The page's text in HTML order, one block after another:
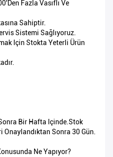
Fazla Vasıflı Ve
Sahiptir.
Sistemi Sağlıyoruz.
Için Stokta Yeterli Ürün
Bir Hafta Içinde.Stok
Onaylandıktan Sonra 30 Gün.
Ne Yapıyor?